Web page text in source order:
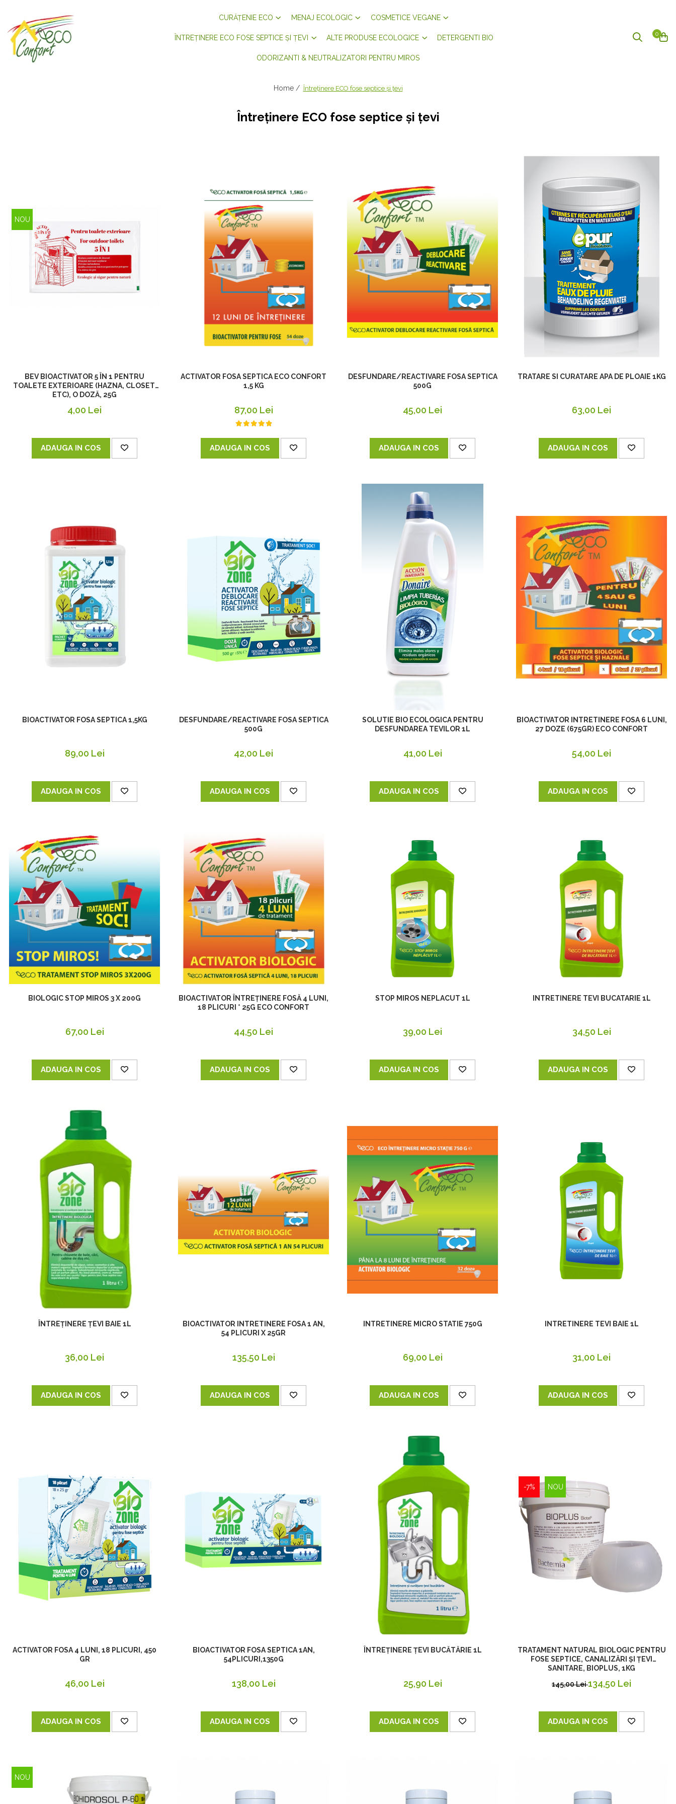
CURĂȚENIE ECO MENAJ ECOLOGIC COSMETICE VEGANE
ÎNTREȚINERE ECO FOSE SEPTICE ȘI ȚEVI ALTE PRODUSE ECOLOGICE DETERGENTI BIO
ODORIZANTI & NEUTRALIZATORI PENTRU MIROS
0
Home / Întreținere ECO fose septice și țevi
Întreținere ECO fose septice și țevi
NOU
BEV BIOACTIVATOR 5 ÎN 1 PENTRU
TOALETE EXTERIOARE (HAZNA, CLOSET,
ETC), O DOZĂ, 25G
4,00 Lei
ADAUGA IN COS
ACTIVATOR FOSA SEPTICA ECO CONFORT
1,5 KG
87,00 Lei
ADAUGA IN COS
DESFUNDARE/REACTIVARE FOSA SEPTICA
500G
45,00 Lei
ADAUGA IN COS
TRATARE SI CURATARE APA DE PLOAIE 1KG
63,00 Lei
ADAUGA IN COS
BIOACTIVATOR FOSA SEPTICA 1,5KG
89,00 Lei
ADAUGA IN COS
DESFUNDARE/REACTIVARE FOSA SEPTICA
500G
42,00 Lei
ADAUGA IN COS
SOLUTIE BIO ECOLOGICA PENTRU
DESFUNDAREA TEVILOR 1L
41,00 Lei
ADAUGA IN COS
BIOACTIVATOR INTRETINERE FOSA 6 LUNI,
27 DOZE (675GR) ECO CONFORT
54,00 Lei
ADAUGA IN COS
BIOLOGIC STOP MIROS 3 X 200G
67,00 Lei
ADAUGA IN COS
BIOACTIVATOR ÎNTREȚINERE FOSĂ 4 LUNI,
18 PLICURI * 25G ECO CONFORT
44,50 Lei
ADAUGA IN COS
STOP MIROS NEPLACUT 1L
39,00 Lei
ADAUGA IN COS
INTRETINERE TEVI BUCATARIE 1L
34,50 Lei
ADAUGA IN COS
ÎNTREȚINERE ȚEVI BAIE 1L
36,00 Lei
ADAUGA IN COS
BIOACTIVATOR INTRETINERE FOSA 1 AN,
54 PLICURI X 25GR
135,50 Lei
ADAUGA IN COS
INTRETINERE MICRO STATIE 750G
69,00 Lei
ADAUGA IN COS
INTRETINERE TEVI BAIE 1L
31,00 Lei
ADAUGA IN COS
ACTIVATOR FOSA 4 LUNI, 18 PLICURI, 450
GR
46,00 Lei
ADAUGA IN COS
BIOACTIVATOR FOSA SEPTICA 1AN,
54PLICURI,1350G
138,00 Lei
ADAUGA IN COS
ÎNTREȚINERE ȚEVI BUCĂTĂRIE 1L
25,90 Lei
ADAUGA IN COS
-7% NOU
TRATAMENT NATURAL BIOLOGIC PENTRU
FOSE SEPTICE, CANALIZĂRI ȘI ȚEVI
SANITARE, BIOPLUS, 1KG
145,00 Lei134,50 Lei
ADAUGA IN COS
NOU